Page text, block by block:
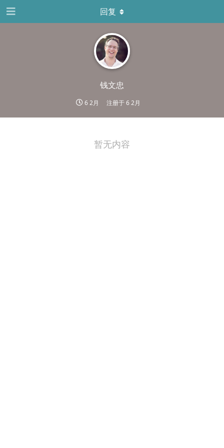
钱文忠
6 2月 注册于6 2月
回复
暂无内容